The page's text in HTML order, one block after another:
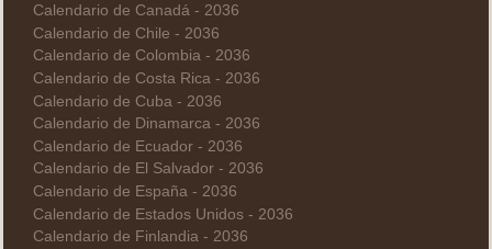
Calendario de Canadá - 2036
Calendario de Chile - 2036
Calendario de Colombia - 2036
Calendario de Costa Rica - 2036
Calendario de Cuba - 2036
Calendario de Dinamarca - 2036
Calendario de Ecuador - 2036
Calendario de El Salvador - 2036
Calendario de España - 2036
Calendario de Estados Unidos - 2036
Calendario de Finlandia - 2036